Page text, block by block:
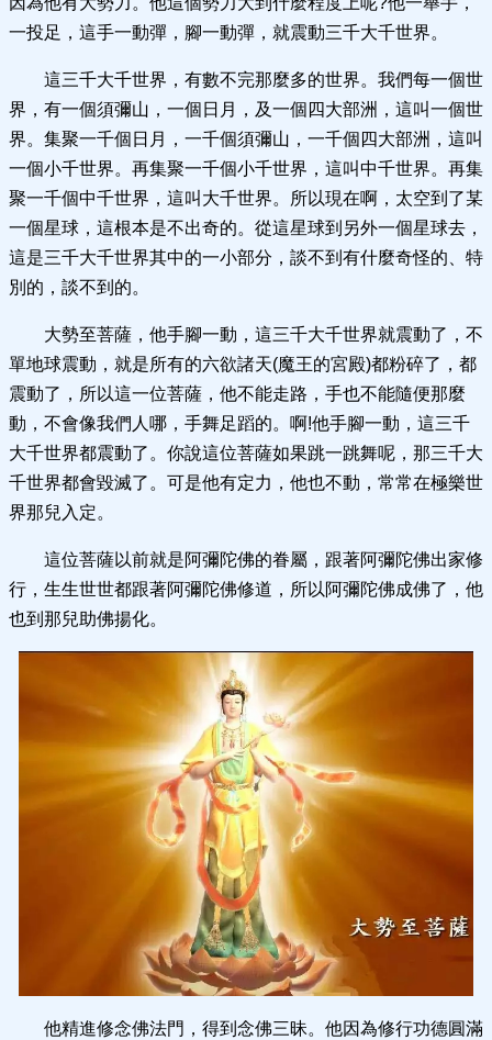
一投足，這手一動彈，腳一動彈，就震動三千大千世界。
這三千大千世界，有數不完那麼多的世界。我們每一個世
界，有一個須彌山，一個日月，及一個四大部洲，這叫一個世
界。集聚一千個日月，一千個須彌山，一千個四大部洲，這叫
一個小千世界。再集聚一千個小千世界，這叫中千世界。再集
聚一千個中千世界，這叫大千世界。所以現在啊，太空到了某
一個星球，這根本是不出奇的。從這星球到另外一個星球去，
這是三千大千世界其中的一小部分，談不到有什麼奇怪的、特
別的，談不到的。
大勢至菩薩，他手腳一動，這三千大千世界就震動了，不
單地球震動，就是所有的六欲諸天(魔王的宮殿)都粉碎了，都
震動了，所以這一位菩薩，他不能走路，手也不能隨便那麼
動，不會像我們人哪，手舞足蹈的。啊!他手腳一動，這三千
大千世界都震動了。你說這位菩薩如果跳一跳舞呢，那三千大
千世界都會毀滅了。可是他有定力，他也不動，常常在極樂世
界那兒入定。
這位菩薩以前就是阿彌陀佛的眷屬，跟著阿彌陀佛出家修
行，生生世世都跟著阿彌陀佛修道，所以阿彌陀佛成佛了，他
也到那兒助佛揚化。
他精進修念佛法門，得到念佛三昧。他因為修行功德圓滿